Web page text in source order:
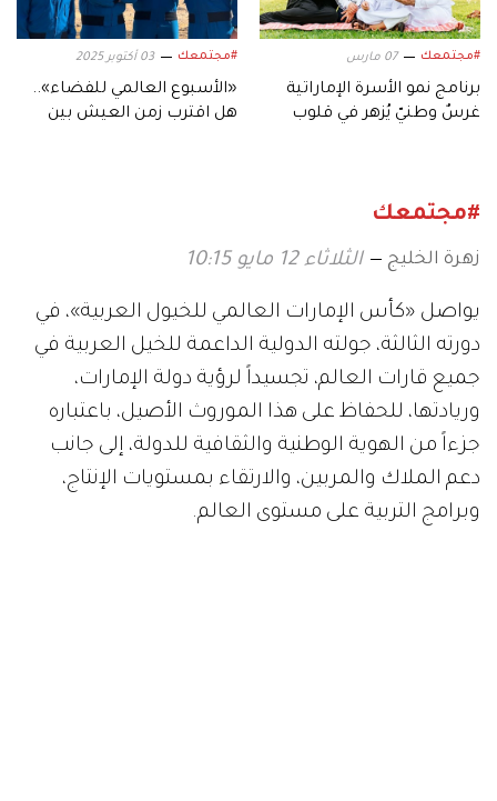
#مجتمعك 07 مارس
برنامج نمو الأسرة الإماراتية
غرسٌ وطنيّ يُزهر في قلوب
#مجتمعك 03 أكتوبر 2025
«الأسبوع العالمي للفضاء»..
هل اقترب زمن العيش بين
#مجتمعك
زهرة الخليج الثلاثاء 12 مايو 10:15
يواصل «كأس الإمارات العالمي للخيول العربية»، في
دورته الثالثة، جولته الدولية الداعمة للخيل العربية في
جميع قارات العالم، تجسيداً لرؤية دولة الإمارات،
وريادتها، للحفاظ على هذا الموروث الأصيل، باعتباره
جزءاً من الهوية الوطنية والثقافية للدولة، إلى جانب
دعم الملاك والمربين، والارتقاء بمستويات الإنتاج،
وبرامج التربية على مستوى العالم.